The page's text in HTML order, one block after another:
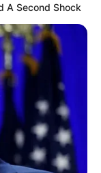
A Second Shock